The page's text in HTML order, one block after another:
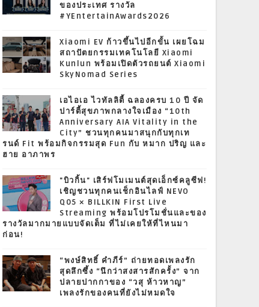
ของประเทศ รางวัล
#YEntertainAwards2026
Xiaomi EV ก้าวขึ้นไปอีกขั้น เผยโฉม
สถาปัตยกรรมเทคโนโลยี Xiaomi
Kunlun พร้อมเปิดตัวรถยนต์ Xiaomi
SkyNomad Series
เอไอเอ ไวทัลลิตี้ ฉลองครบ 10 ปี จัด
ปาร์ตี้สุขภาพกลางใจเมือง “10th
Anniversary AIA Vitality in the
City” ชวนทุกคนมาสนุกกับทุกเท
รนด์ Fit พร้อมกิจกรรมสุด Fun กับ หมาก ปริญ และ
ฮาย อาภาพร
"บิวกิ้น" เสิร์ฟโมเมนต์สุดเอ็กซ์คลูซีฟ!
เชิญชวนทุกคนเช็กอินไลฟ์ NEVO
Q05 × BILLKIN First Live
Streaming พร้อมโปรโมชั่นและของ
รางวัลมากมายแบบจัดเต็ม ที่ไม่เคยให้ที่ไหนมา
ก่อน!
“พงษ์สิทธิ์ คำภีร์” ถ่ายทอดเพลงรัก
สุดลึกซึ้ง “นึกว่าสงสารสักครั้ง” จาก
ปลายปากกาของ “วสุ ห้าวหาญ”
เพลงรักของคนที่ยังไม่หมดใจ